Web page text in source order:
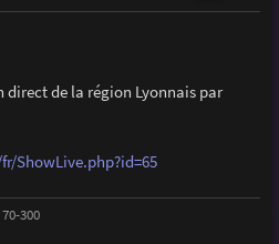
h
de la région Lyonnais par
ShowLive.php?id=65
300